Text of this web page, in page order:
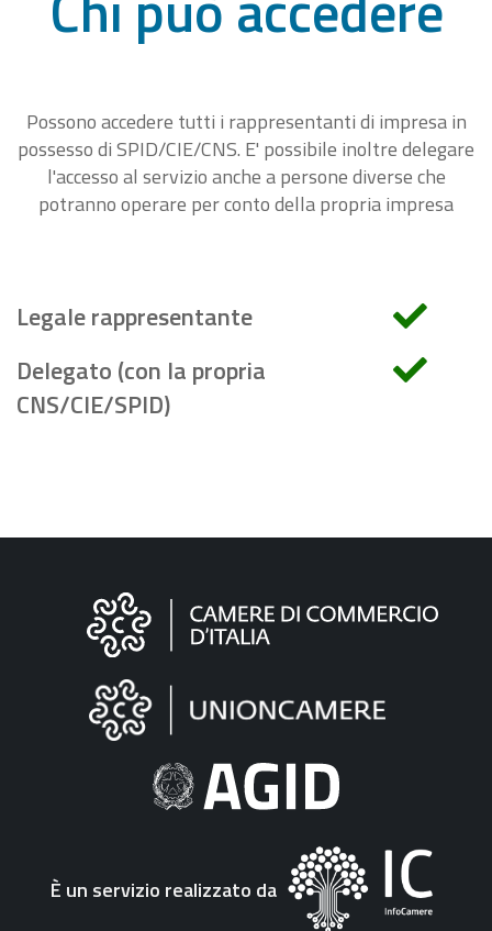
Possono accedere tutti i rappresentanti di impresa in
possesso di SPID/CIE/CNS. E' possibile inoltre delegare
l'accesso al servizio anche a persone diverse che
potranno operare per conto della propria impresa
Legale rappresentante
Delegato (con la propria
CNS/CIE/SPID)
Informazioni
"Fattura
Elettronica"
È un servizio realizzato da